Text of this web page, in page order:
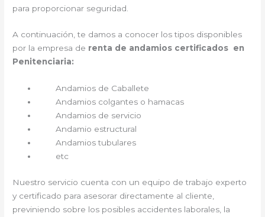
para proporcionar seguridad.
A continuación, te damos a conocer los tipos disponibles
por la empresa de renta de andamios certificados en
Penitenciaria:
Andamios de Caballete
Andamios colgantes o hamacas
Andamios de servicio
Andamio estructural
Andamios tubulares
etc
Nuestro servicio cuenta con un equipo de trabajo experto
y certificado para asesorar directamente al cliente,
previniendo sobre los posibles accidentes laborales, la